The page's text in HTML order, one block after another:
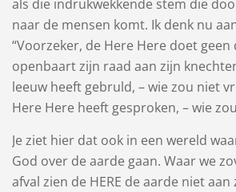
als die indrukwekkende stem die
naar de mensen komt. Ik denk nu
“Voorzeker, de Here Here doet geen
openbaart zijn raad aan zijn
leeuw heeft gebruld, – wie zou niet
Here Here heeft gesproken, – wie
Je ziet hier dat ook in een wereld
God over de aarde gaan. Waar we
afval zien de HERE de aarde niet